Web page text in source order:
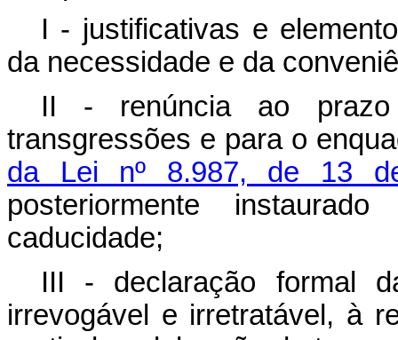
I - justificativas e
da necessidade e da
II - renúncia ao
transgressões e para o
da Lei nº 8.987, de 13
posteriormente
caducidade;
III - declaração formal
irrevogável e irretratável, à